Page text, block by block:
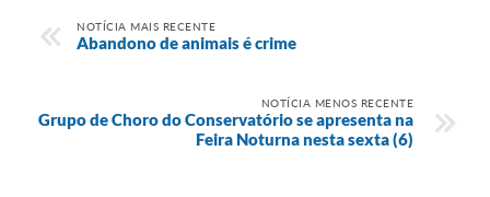
NOTÍCIA MAIS RECENTE
Abandono de animais é crime
NOTÍCIA MENOS RECENTE
Grupo de Choro do Conservatório se apresenta na
Feira Noturna nesta sexta (6)